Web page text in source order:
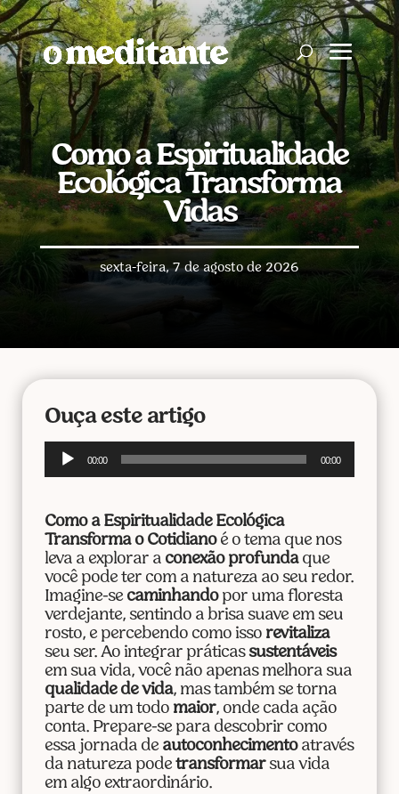
Como a Espiritualidade
Ecológica Transforma
Vidas
sexta-feira, 7 de agosto de 2026
Ouça este artigo
Tocador
00:00 00:00
Como a Espiritualidade Ecológica
Transforma o Cotidianoé o tema que nos
leva a explorar a conexão profundaque
você pode ter com a natureza ao seu redor.
Imagine-se caminhandopor uma floresta
verdejante, sentindo a brisa suave em seu
rosto, e percebendo como isso revitaliza
seu ser. Ao integrar práticassustentáveis
em sua vida, você não apenas melhora sua
qualidade de vida, mas também se torna
parte de um todo maior, onde cada ação
conta. Prepare-se para descobrir como
essa jornada de autoconhecimentoatravés
da natureza pode transformarsua vida
em algo extraordinário.